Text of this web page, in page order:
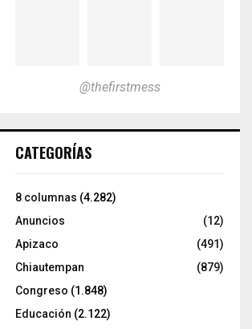
@thefirstmess
CATEGORÍAS
8 columnas (4.282)
Anuncios
(12)
Apizaco
(491)
Chiautempan
(879)
Congreso (1.848)
Educación (2.122)